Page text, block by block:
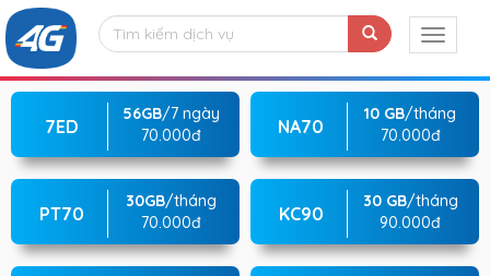
7ED
56GB/7 ngày
70.000đ
NA70
10 GB/tháng
70.000đ
PT70
30GB/tháng
70.000đ
KC90
30 GB/tháng
90.000đ